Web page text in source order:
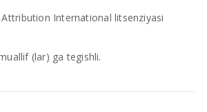
International litsenziyasi
(lar) ga tegishli.